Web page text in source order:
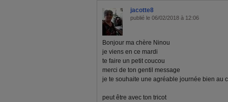
jacotte8
publié le 06/02/2018 à 12:06
Bonjour ma chère Ninou
je viens en ce mardi
te faire un petit coucou
merci de ton gentil message
je te souhaite une agréable journée bien au
peut être avec ton tricot